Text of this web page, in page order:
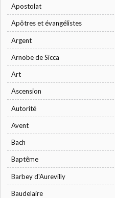
Apostolat
Apôtres et évangélistes
Argent
Arnobe de Sicca
Art
Ascension
Autorité
Avent
Bach
Baptême
Barbey d'Aurevilly
Baudelaire